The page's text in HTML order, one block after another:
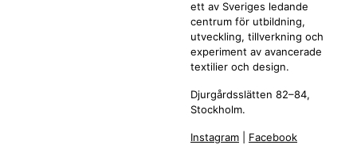
ett av Sveriges ledande
centrum för utbildning,
utveckling, tillverkning och
experiment av avancerade
textilier och design.
Djurgårdsslätten 82–84,
Stockholm.
Instagram Facebook